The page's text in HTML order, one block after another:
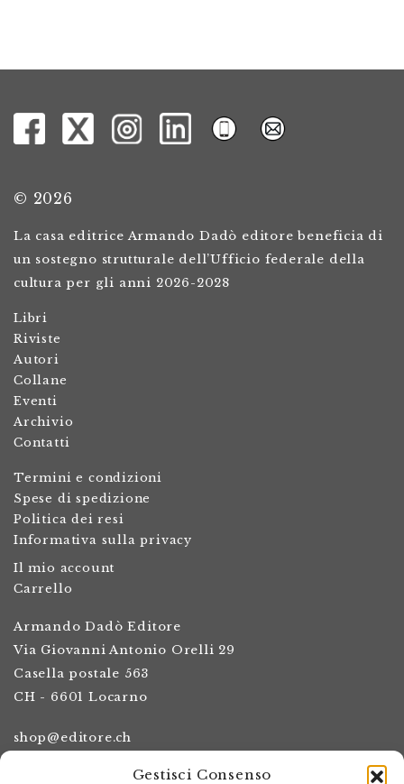
Gestisci Consenso
© 2026
La casa editrice Armando Dadò editore beneficia di
un sostegno strutturale dell’Ufficio federale della
cultura per gli anni 2026-2028
Libri
Riviste
Autori
Collane
Eventi
Archivio
Contatti
Termini e condizioni
Spese di spedizione
Politica dei resi
Informativa sulla privacy
Il mio account
Carrello
Armando Dadò Editore
Via Giovanni Antonio Orelli 29
Casella postale 563
CH - 6601 Locarno
shop@editore.ch